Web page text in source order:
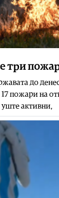
три
до
пожари на
активни,